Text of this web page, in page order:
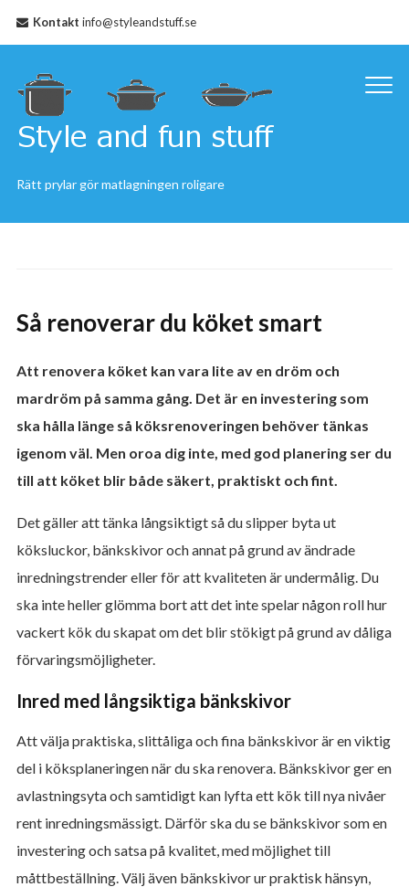
Kontakt info@styleandstuff.se
Rätt prylar gör matlagningen roligare
Så renoverar du köket smart
Att renovera köket kan vara lite av en dröm och
mardröm på samma gång. Det är en investering som
ska hålla länge så köksrenoveringen behöver tänkas
igenom väl. Men oroa dig inte, med god planering ser du
till att köket blir både säkert, praktiskt och fint.
Det gäller att tänka långsiktigt så du slipper byta ut
köksluckor, bänkskivor och annat på grund av ändrade
inredningstrender eller för att kvaliteten är undermålig. Du
ska inte heller glömma bort att det inte spelar någon roll hur
vackert kök du skapat om det blir stökigt på grund av dåliga
förvaringsmöjligheter.
Inred med långsiktiga bänkskivor
Att välja praktiska, slittåliga och fina bänkskivor är en viktig
del i köksplaneringen när du ska renovera. Bänkskivor ger en
avlastningsyta och samtidigt kan lyfta ett kök till nya nivåer
rent inredningsmässigt. Därför ska du se bänkskivor som en
investering och satsa på kvalitet, med möjlighet till
måttbeställning. Välj även bänkskivor ur praktisk hänsyn,